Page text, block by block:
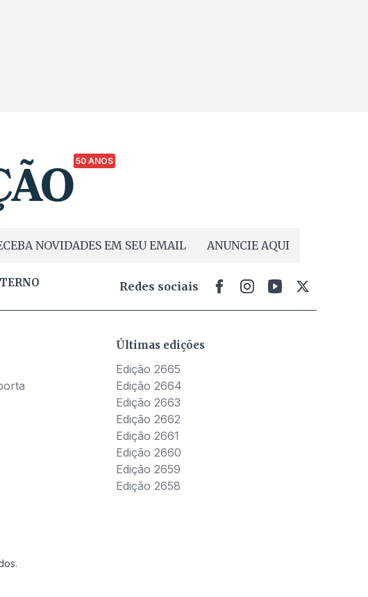
50 ANOS
NOVIDADES EM SEU EMAIL ANUNCIE AQUI
Redes sociais
Últimas edições
Edição 2665
Edição 2664
Edição 2663
Edição 2662
Edição 2661
Edição 2660
Edição 2659
Edição 2658